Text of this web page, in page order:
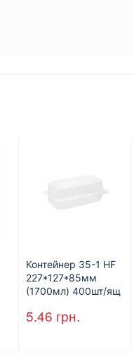
Контейнер 35-1 HF
227*127*85мм
(1700мл) 400шт/ящ
5.46 грн.